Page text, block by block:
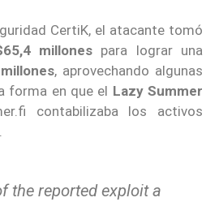
CertiK, el atacante tomó
millonespara lograr una
, aprovechando algunas
forma en que el Lazy Summer
contabilizaba los activos
the reported exploit a